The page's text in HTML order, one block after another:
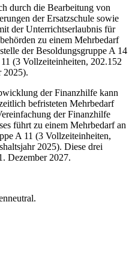
durch die Bearbeitung von
der Ersatzschule sowie
der Unterrichtserlaubnis für
zu einem Mehrbedarf
der Besoldungsgruppe A 14
(3 Vollzeiteinheiten, 202.152
2025).
der Finanzhilfe kann
befristeten Mehrbedarf
der Finanzhilfe
führt zu einem Mehrbedarf an
A 11 (3 Vollzeiteinheiten,
2025). Diese drei
Dezember 2027.